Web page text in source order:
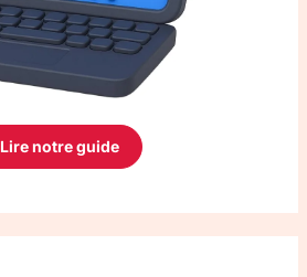
Lire notre guide